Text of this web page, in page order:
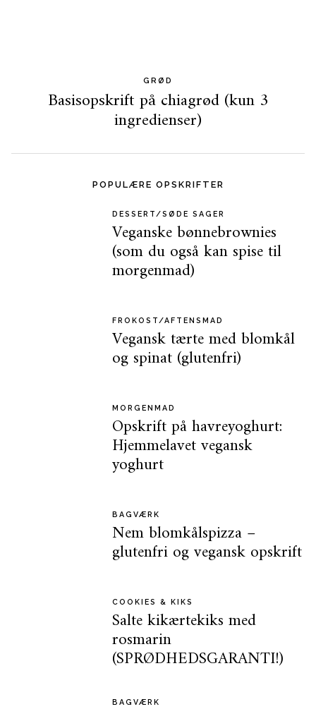
GRØD
Basisopskrift på chiagrød (kun 3
ingredienser)
POPULÆRE OPSKRIFTER
DESSERT/SØDE SAGER
Veganske bønnebrownies
(som du også kan spise til
morgenmad)
FROKOST/AFTENSMAD
Vegansk tærte med blomkål
og spinat (glutenfri)
MORGENMAD
Opskrift på havreyoghurt:
Hjemmelavet vegansk
yoghurt
BAGVÆRK
Nem blomkålspizza –
glutenfri og vegansk opskrift
COOKIES & KIKS
Salte kikærtekiks med
rosmarin
(SPRØDHEDSGARANTI!)
BAGVÆRK